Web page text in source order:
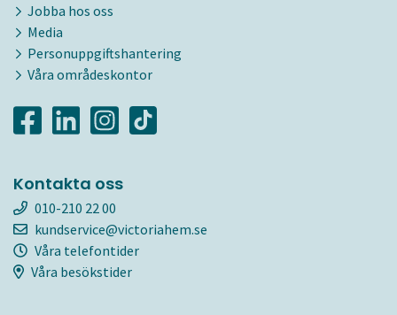
Jobba hos oss
Media
Personuppgiftshantering
Våra områdeskontor
Kontakta oss
010-210 22 00
kundservice@victoriahem.se
Våra telefontider
Våra besökstider